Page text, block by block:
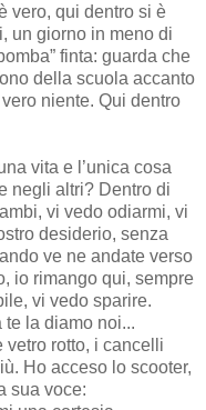
vero, qui dentro si è
un giorno in meno di
finta: guarda che
della scuola accanto
niente. Qui dentro
vita e l’unica cosa
negli altri? Dentro di
vi vedo odiarmi, vi
desiderio, senza
ve ne andate verso
io rimango qui, sempre
vi vedo sparire.
te la diamo noi...
rotto, i cancelli
Ho acceso lo scooter,
sua voce: